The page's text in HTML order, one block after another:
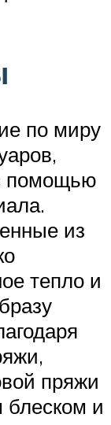
по миру
помощью
из
тепло и
пряжи
и